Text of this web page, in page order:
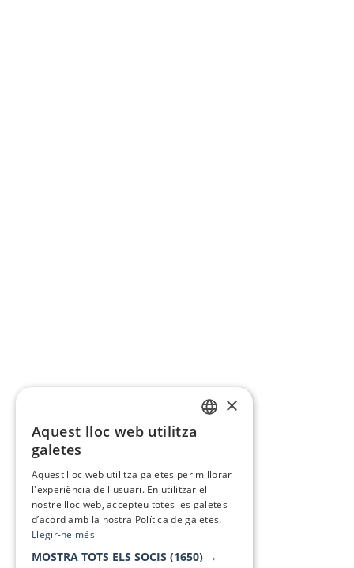
×
Aquest lloc web utilitza
galetes
Aquest lloc web utilitza galetes per millorar
l'experiència de l'usuari. En utilitzar el
nostre lloc web, accepteu totes les galetes
d’acord amb la nostra Política de galetes.
Llegir-ne més
MOSTRA TOTS ELS SOCIS (1650) →